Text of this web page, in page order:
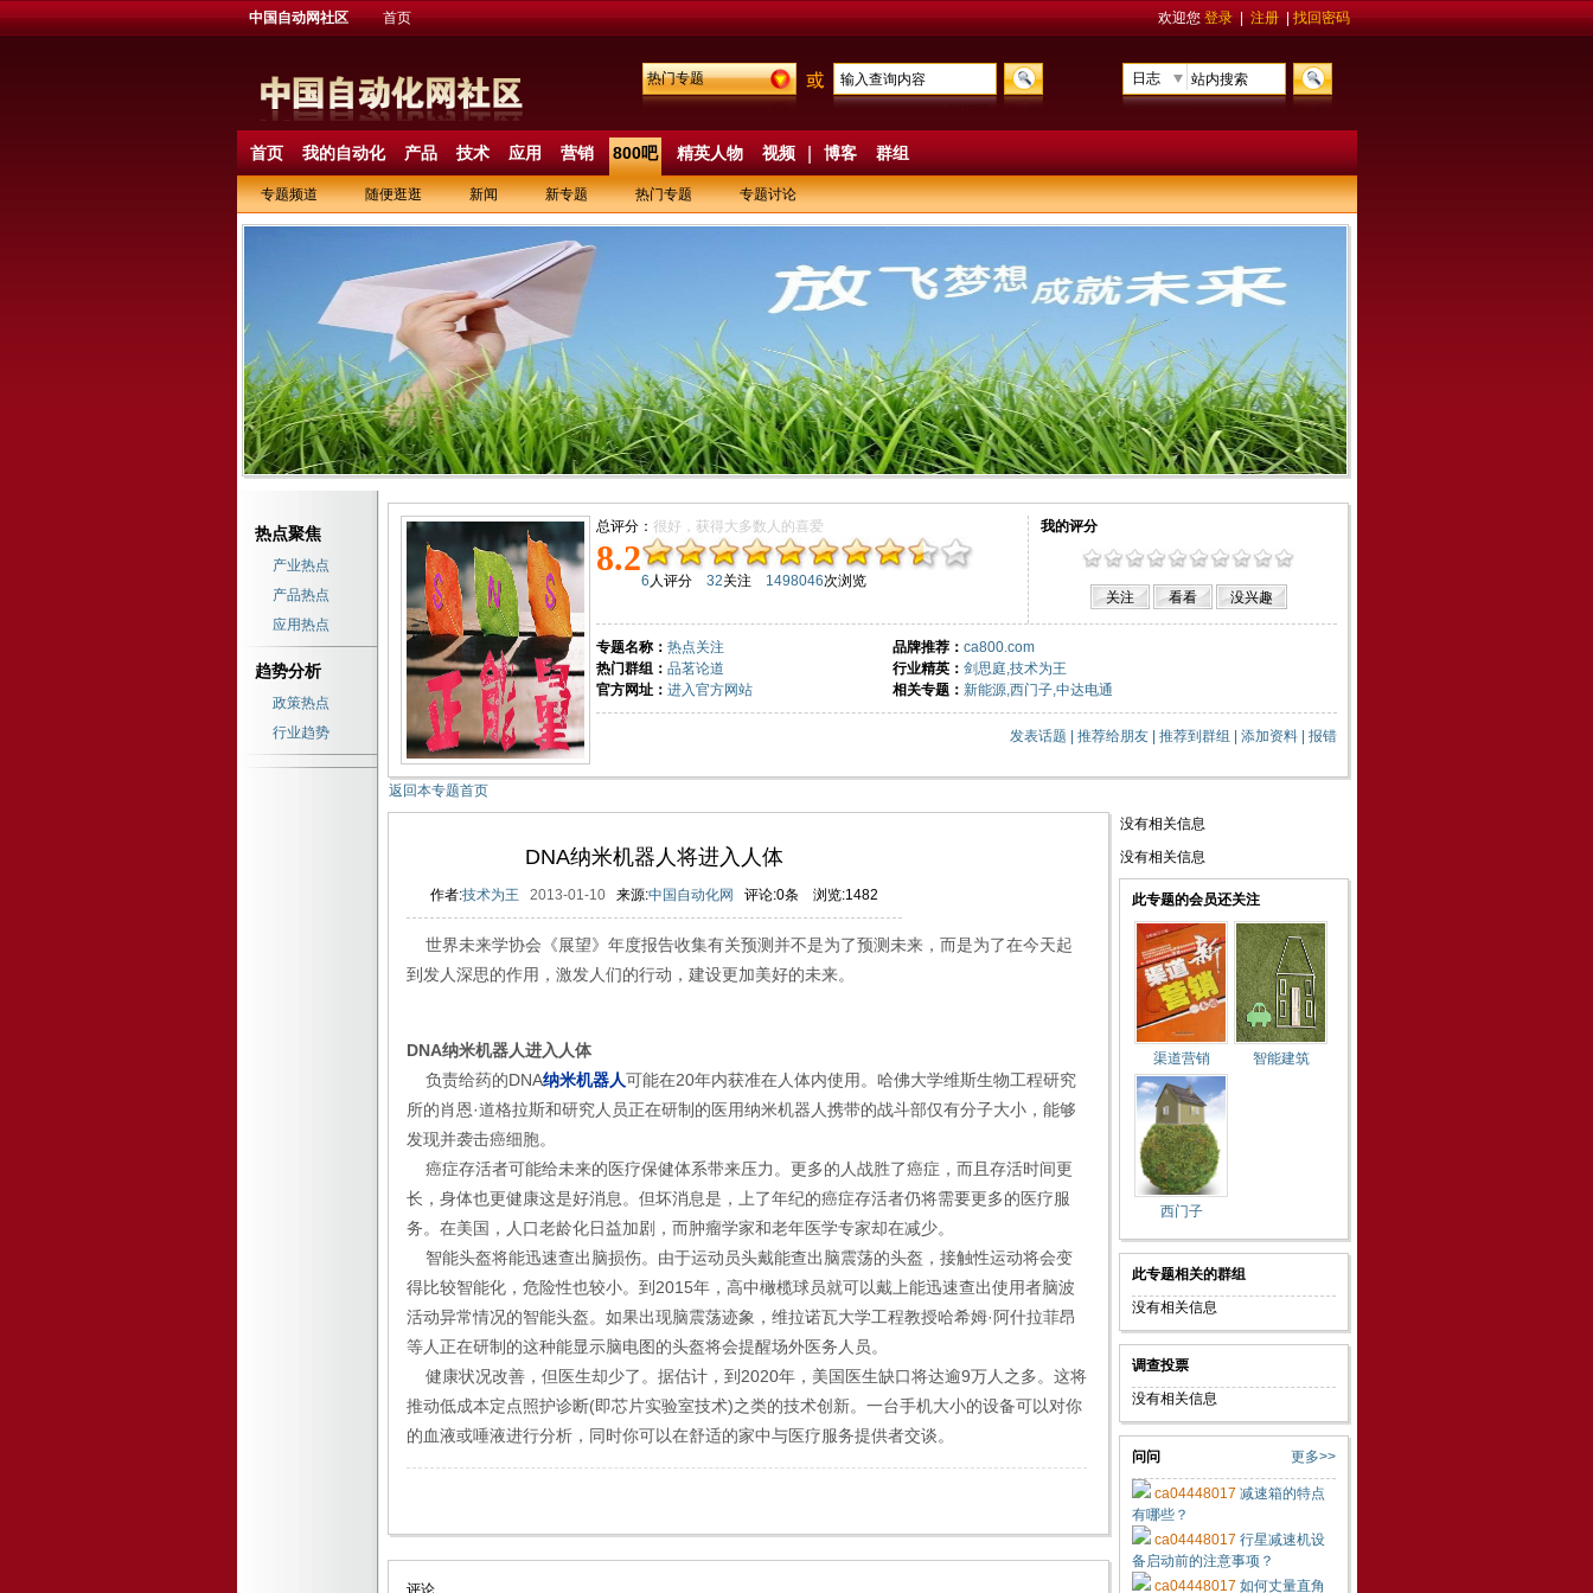
中国自动网社区 首页 欢迎您登录 |注册 |找回密码
热门专题 日志
首页 我的自动化 产品 技术 应用 营销 800吧 精英人物 视频 | 博客 群组
专题频道 随便逛逛 新闻 新专题 热门专题 专题讨论
热点聚焦
产业热点
产品热点
应用热点
趋势分析
政策热点
行业趋势
总评分： 很好，获得大多数人的喜爱
8.2
6 人评分 32关注 1498046次浏览
我的评分
专题名称： 热点关注
热门群组： 品茗论道
官方网址： 进入官方网站
品牌推荐： ca800.com
行业精英： 剑思庭,技术为王
相关专题： 新能源,西门子,中达电通
发表话题 推荐给朋友| 推荐到群组 添加资料| 报错
返回本专题首页
DNA纳米机器人将进入人体
作者:技术为王 2013-01-10 来源:中国自动化网 评论:0条 浏览:1482
世界未来学协会《展望》年度报告收集有关预测并不是为了预测未来，而是为了在今天起
到发人深思的作用，激发人们的行动，建设更加美好的未来。
DNA纳米机器人进入人体
负责给药的DNA纳米机器人可能在20年内获准在人体内使用。哈佛大学维斯生物工程研究
所的肖恩·道格拉斯和研究人员正在研制的医用纳米机器人携带的战斗部仅有分子大小，能够
发现并袭击癌细胞。
癌症存活者可能给未来的医疗保健体系带来压力。更多的人战胜了癌症，而且存活时间更
长，身体也更健康这是好消息。但坏消息是，上了年纪的癌症存活者仍将需要更多的医疗服
务。在美国，人口老龄化日益加剧，而肿瘤学家和老年医学专家却在减少。
智能头盔将能迅速查出脑损伤。由于运动员头戴能查出脑震荡的头盔，接触性运动将会变
得比较智能化，危险性也较小。到2015年，高中橄榄球员就可以戴上能迅速查出使用者脑波
活动异常情况的智能头盔。如果出现脑震荡迹象，维拉诺瓦大学工程教授哈希姆·阿什拉菲昂
等人正在研制的这种能显示脑电图的头盔将会提醒场外医务人员。
健康状况改善，但医生却少了。据估计，到2020年，美国医生缺口将达逾9万人之多。这将
推动低成本定点照护诊断(即芯片实验室技术)之类的技术创新。一台手机大小的设备可以对你
的血液或唾液进行分析，同时你可以在舒适的家中与医疗服务提供者交谈。
评论
没有相关信息
没有相关信息
此专题的会员还关注
渠道营销 智能建筑
西门子
此专题相关的群组
没有相关信息
调查投票
没有相关信息
更多>>
问问
ca04448017 减速箱的特点
有哪些？
ca04448017 行星减速机设
备启动前的注意事项？
ca04448017 如何丈量直角